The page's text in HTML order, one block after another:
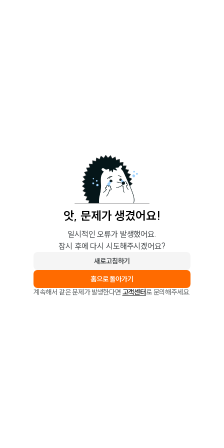
앗, 문제가 생겼어요!
일시적인 오류가 발생했어요.
잠시 후에 다시 시도해주시겠어요?
새로고침하기
홈으로 돌아가기
계속해서 같은 문제가 발생한다면 고객센터로 문의해주세요.